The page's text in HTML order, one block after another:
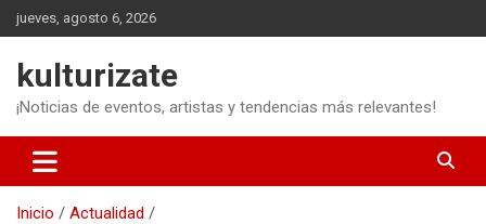
Saltar
al
jueves, agosto 6, 2026
kulturizate
¡Noticias de eventos, artistas y tendencias más relevantes!
Inicio
Actualidad